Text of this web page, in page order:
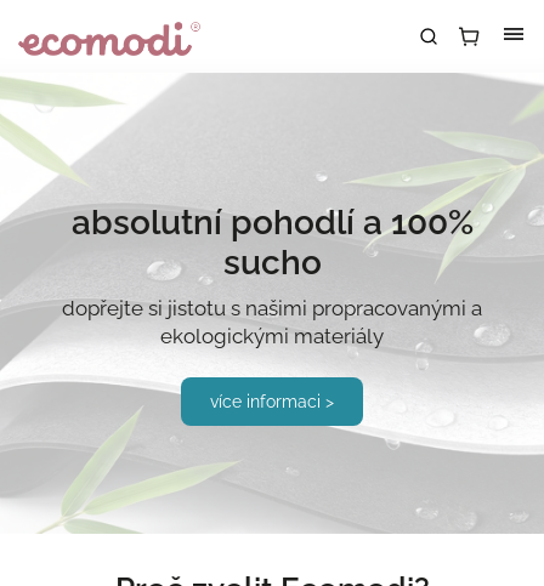
absolutní pohodlí a 100%
sucho
dopřejte si jistotu s našimi propracovanými a
ekologickými materiály
více informaci >